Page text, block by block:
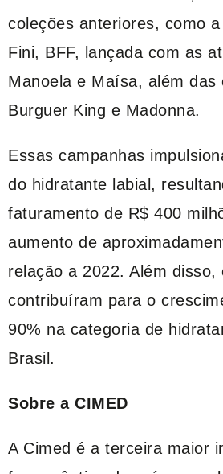
coleções anteriores, como
Fini, BFF, lançada com as
Manoela e Maísa, além das
Burguer King e Madonna.
Essas campanhas
do hidratante labial,
faturamento de R$ 400
aumento de
relação a 2022. Além disso,
contribuíram para o
90% na categoria de
Brasil.
Sobre a CIMED
A Cimed é a terceira maior